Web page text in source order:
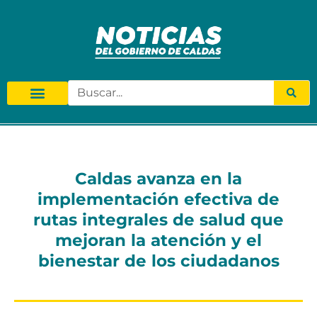
Caldas avanza en la
implementación efectiva de
rutas integrales de salud que
mejoran la atención y el
bienestar de los ciudadanos